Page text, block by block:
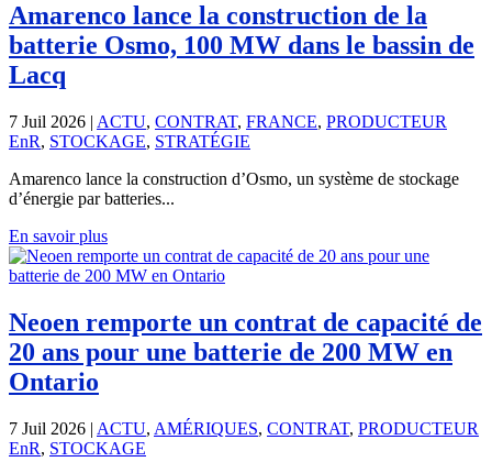
Amarenco lance la construction de la
batterie Osmo, 100 MW dans le bassin de
Lacq
7 Juil 2026 | ACTU, CONTRAT, FRANCE, PRODUCTEUR
EnR, STOCKAGE, STRATÉGIE
Amarenco lance la construction d’Osmo, un système de stockage
d’énergie par batteries...
En savoir plus
Neoen remporte un contrat de capacité de
20 ans pour une batterie de 200 MW en
Ontario
7 Juil 2026 | ACTU, AMÉRIQUES, CONTRAT, PRODUCTEUR
EnR, STOCKAGE